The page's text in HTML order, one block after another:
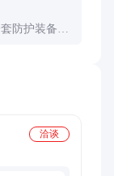
防护装备，
洽谈